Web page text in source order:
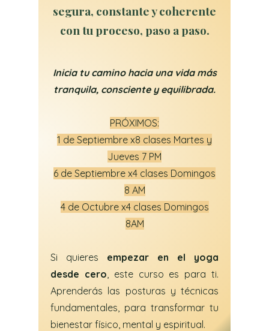
segura, constante y coherente
con tu proceso, paso a paso.
Inicia tu camino hacia una vida más
tranquila, consciente y equilibrada.
PRÓXIMOS:
1 de Septiembre x8 clases Martes y
Jueves 7 PM
6 de Septiembre x4 clases Domingos
8 AM
4 de Octubre x4 clases Domingos
8AM
Si quieres empezar en el yoga
desde cero, este curso es para ti.
Aprenderás las posturas y técnicas
fundamentales, para transformar tu
bienestar físico, mental y espiritual.